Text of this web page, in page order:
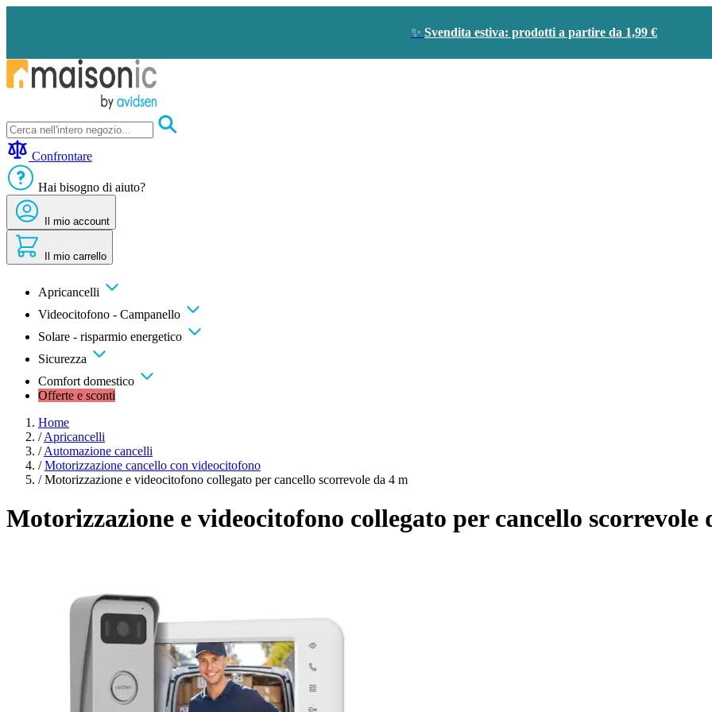
✨ Svendita estiva: prodotti a partire da 1,99 €
Apricancelli
Solare - risparmio energetico
Comfort domestico
Confrontare
Hai bisogno di aiuto?
Il mio account
Il mio carrello
Apricancelli
Videocitofono - Campanello
Solare - risparmio energetico
Sicurezza
Comfort domestico
Offerte e sconti
Home
/ Apricancelli
/ Automazione cancelli
/ Motorizzazione cancello con videocitofono
/ Motorizzazione e videocitofono collegato per cancello scorrevole da 4 m
Motorizzazione e videocitofono collegato per cancello scorrevole